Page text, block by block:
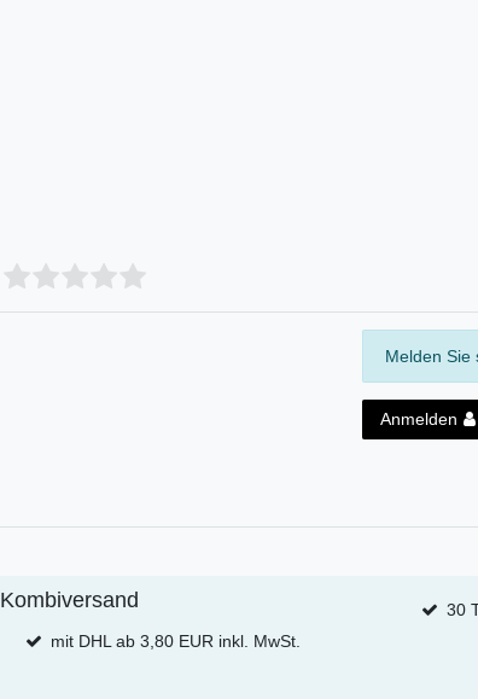
Melden Sie
Anmelden
Kombiversand
mit DHL ab 3,80 EUR inkl. MwSt.
30